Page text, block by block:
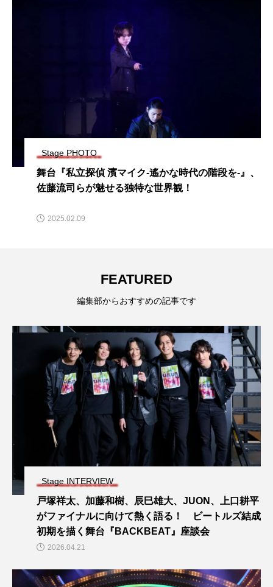
Stage PHOTO
舞台『私立探偵 濱マイク-遙かな時代の階段を-』、
佐藤流司らが魅せる独特な世界観！
2025.02.09
FEATURED
編集部からおすすめの記事です
Stage INTERVIEW
戸塚祥太、加藤和樹、辰巳雄大、JUON、上口耕平
がファイナルに向けて熱く語る！ ビートルズ結成
初期を描く舞台『BACKBEAT』座談会
2026.04.21